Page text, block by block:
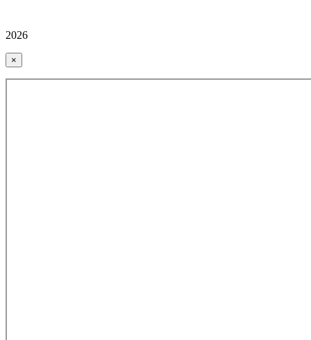
2026
×